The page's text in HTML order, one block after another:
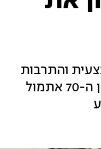
והתרבות
הצבאית בלחימה, בעקבות האירוע בו נפל רס"ן (מיל') זאב חנוך ארליך בן ה-70 אתמול